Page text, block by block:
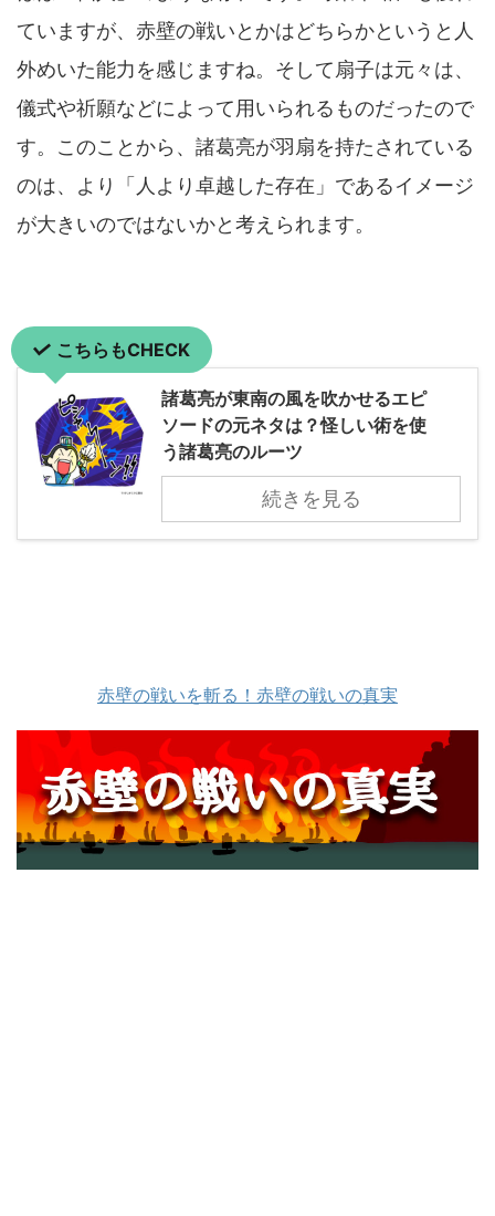
ていますが、赤壁の戦いとかはどちらかというと人
外めいた能力を感じますね。そして扇子は元々は、
儀式や祈願などによって用いられるものだったので
す。このことから、諸葛亮が羽扇を持たされている
のは、より「人より卓越した存在」であるイメージ
が大きいのではないかと考えられます。
こちらもCHECK
諸葛亮が東南の風を吹かせるエピ
ソードの元ネタは？怪しい術を使
う諸葛亮のルーツ
続きを見る
赤壁の戦いを斬る！赤壁の戦いの真実